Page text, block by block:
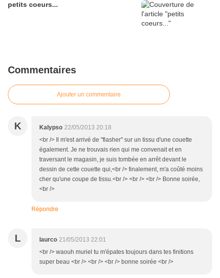
petits coeurs...
Commentaires
Ajouter un commentaire
K Kalypso 22/05/2013 20:18
<br /> Il m'est arrivé de "flasher" sur un tissu d'une couette
également. Je ne trouvais rien qui me convenait et en
traversant le magasin, je suis tombée en arrêt devant le
dessin de cette couette qui,<br /> finalement, m'a coûté moins
cher qu'une coupe de tissu.<br /> <br /> <br /> Bonne soirée,
<br />
Répondre
L laurco 21/05/2013 22:01
<br /> waouh muriel tu m'épates toujours dans tes finitions
super beau <br /> <br /> <br /> bonne soirée <br />